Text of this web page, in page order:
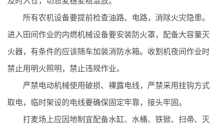
所有农机设备要提前检查油路、电路，消除火灾隐患。
进入田间作业的内燃机械设备要安装防火罩，配备大容量灭
火器，有条件的应该随车加装消防水箱。收割机夜间作业时
禁止用明火照明，禁止违规作业。
严禁电动机械使用破损、裸露电线，严禁采用挂钩方式
取电，临时架设的电线要确保固定牢靠，接头牢固。
打麦场上应因地制宜配备水缸、水桶、铁锨、扫帚、灭